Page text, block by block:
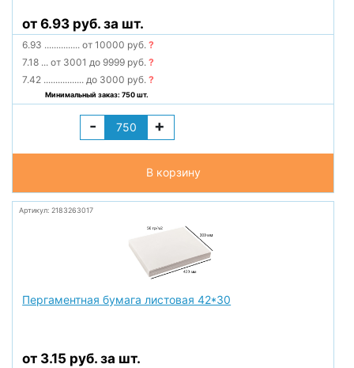
от 6.93 руб. за шт.
6.93 ............... от 10000 руб.?
7.18 ... от 3001 до 9999 руб.?
7.42 ................. до 3000 руб.?
Минимальный заказ: 750 шт.
- +
В корзину
Артикул: 2183263017
Пергаментная бумага листовая 42*30
от 3.15 руб. за шт.